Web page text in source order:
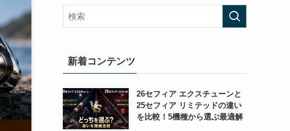
新着コンテンツ
26セフィア エクスチューンと
25セフィア リミテッドの違い
を比較！5機種から選ぶ最適解